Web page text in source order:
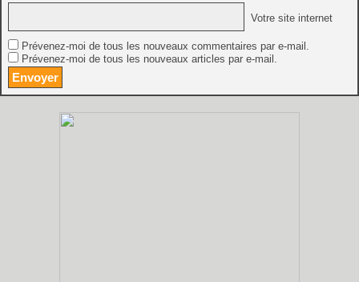
Votre site internet
Prévenez-moi de tous les nouveaux commentaires par e-mail.
Prévenez-moi de tous les nouveaux articles par e-mail.